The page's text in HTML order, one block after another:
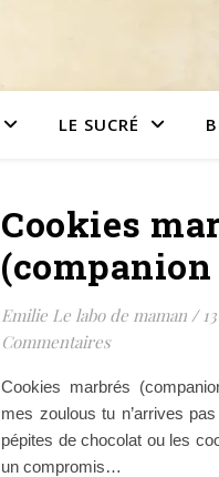
LE SUCRÉ
Cookies
Emilie Le labo de maman /
Commentaires
Cookies marbrés
mes zoulous tu n’arrives
pépites de chocolat ou les
un compromis…